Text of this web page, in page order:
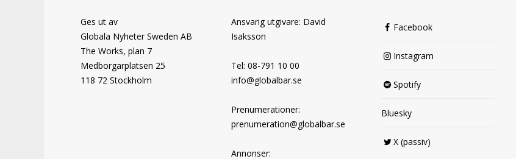
Ges ut av
Globala Nyheter Sweden AB
The Works, plan 7
Medborgarplatsen 25
118 72 Stockholm
Ansvarig utgivare: David
Isaksson
Tel: 08-791 10 00
info@globalbar.se
Prenumerationer:
prenumeration@globalbar.se
Annonser:
Facebook
Instagram
Spotify
Bluesky
X (passiv)